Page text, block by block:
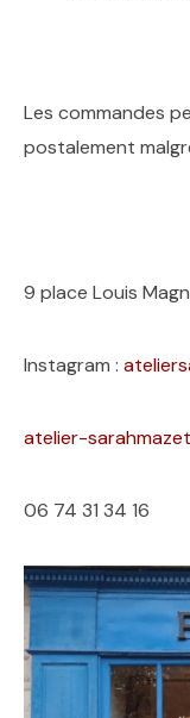
Les commandes
postalement
9 place Louis
Instagram :
atelier-
06 74 31 34 16